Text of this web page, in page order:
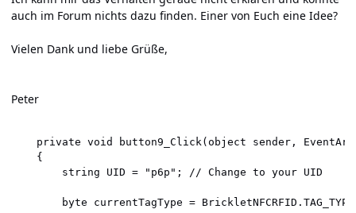
auch im Forum nichts dazu finden. Einer von Euch eine Idee?
Vielen Dank und liebe Grüße,
Peter
private void button9_Click(object sender,
{
string UID = "p6p"; // Change to your UID
byte currentTagType =